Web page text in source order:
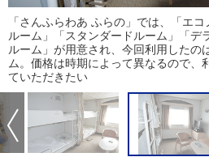
「さんふらわあ ふらの」では、「エ
ルーム」「スタンダードルーム」「デ
ルーム」が用意され、今回利用したの
ム。価格は時期によって異なるので、
ていただきたい